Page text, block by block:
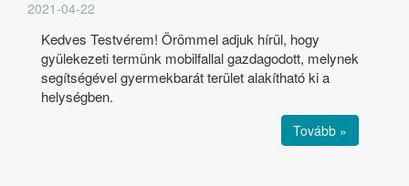
2021-04-22
Kedves Testvérem! Örömmel adjuk hírül, hogy
gyülekezeti termünk mobilfallal gazdagodott, melynek
segítségével gyermekbarát terület alakítható ki a
helységben.
Tovább »